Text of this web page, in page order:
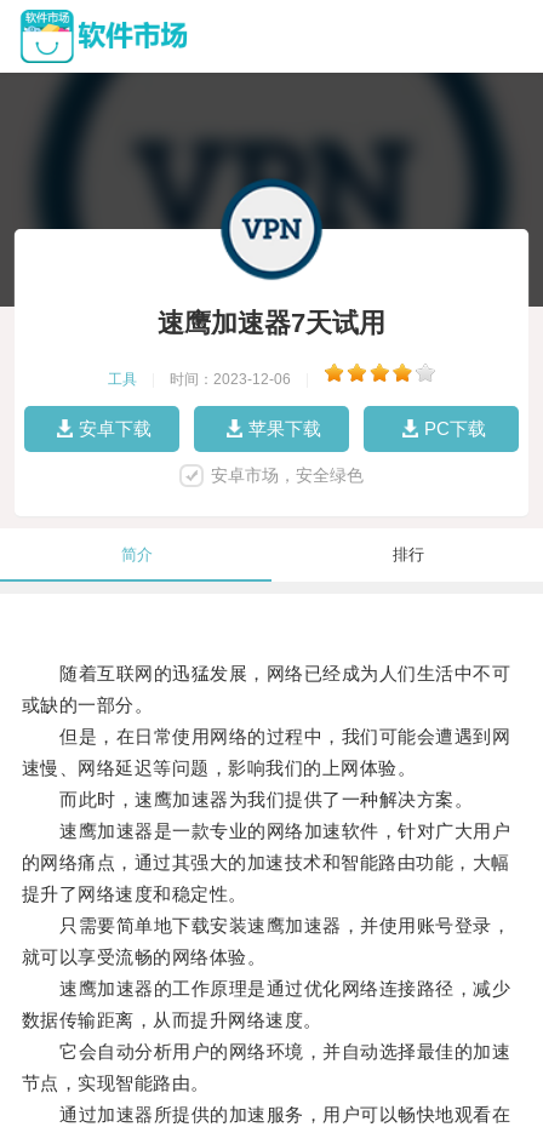
速鹰加速器7天试用
工具 时间：2023-12-06
安卓下载 苹果下载 PC下载
安卓市场，安全绿色
简介 排行
随着互联网的迅猛发展，网络已经成为人们生活中不可
或缺的一部分。
但是，在日常使用网络的过程中，我们可能会遭遇到网
速慢、网络延迟等问题，影响我们的上网体验。
而此时，速鹰加速器为我们提供了一种解决方案。
速鹰加速器是一款专业的网络加速软件，针对广大用户
的网络痛点，通过其强大的加速技术和智能路由功能，大幅
提升了网络速度和稳定性。
只需要简单地下载安装速鹰加速器，并使用账号登录，
就可以享受流畅的网络体验。
速鹰加速器的工作原理是通过优化网络连接路径，减少
数据传输距离，从而提升网络速度。
它会自动分析用户的网络环境，并自动选择最佳的加速
节点，实现智能路由。
通过加速器所提供的加速服务，用户可以畅快地观看在